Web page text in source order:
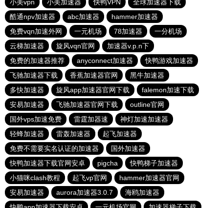
小美vpn
小美加速器 快鸭VPN
全球加速器下载
酷通npv加速器
abc加速器
hammer加速器
免费vqn加速外网
一元机场 78加速器
一分机场
云梯加速器
旋风vqn官网
加速器v.p.n下
免费的加速器推荐
anyconnect加速器
快鸭游戏加速器
飞驰加速器下载
香蕉加速器官网
黑牛加速器
多快加速器
旋风app加速器官网下载
falemon加速下载
安易加速器
飞驰加速器官网下载
outline官网
国外vps加速免费
雷霆加器速
神灯加速加速器
轻蜂加速器
雷轰加速器
起飞加速器
免费不需要实名认证的加速器
国外加速器
快鸭加速器下载官网安卓
pigcha
快鸭梯子加速器
小猫咪clash教程
起飞vp官网
hammer加速器官网
安易加速器
aurora加速器3.0.7
海鸥加速器